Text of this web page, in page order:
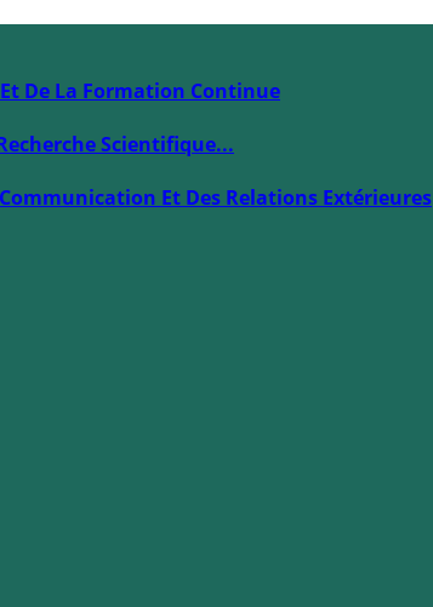
De La Formation Continue
Scientifique...
Et Des Relations Extérieures